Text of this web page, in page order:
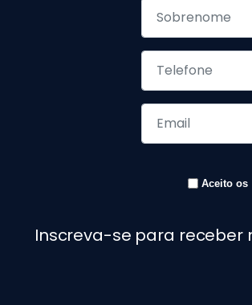
Aceito os
Inscreva-se para receber